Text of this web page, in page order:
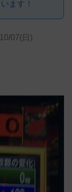
ます！
07(日)